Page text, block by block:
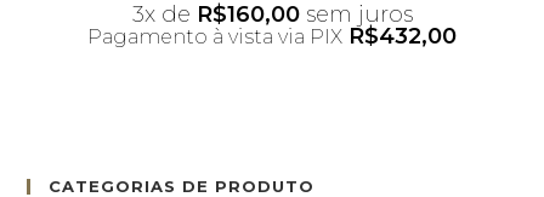
3x de R$160,00 sem juros
Pagamento à vista via PIX R$432,00
CATEGORIAS DE PRODUTO